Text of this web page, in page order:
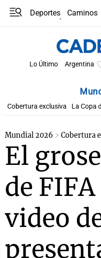
Deportes Caminos
Lo Último Argentina
Cobertura exclusiva La Copa
Mundial 2026 Cobertura
El
de
video